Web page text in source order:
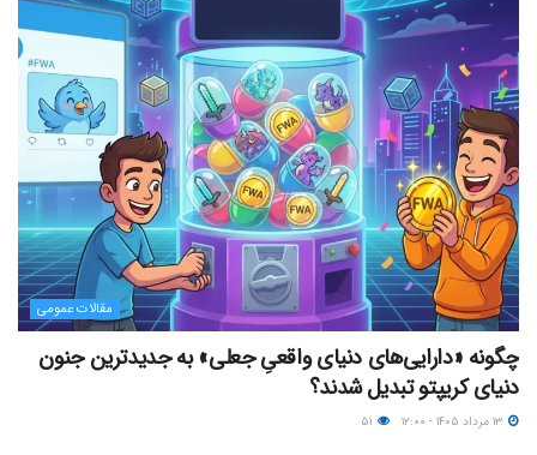
مقالات عمومی
چگونه «دارایی‌های دنیای واقعیِ جعلی» به جدیدترین جنون
دنیای کریپتو تبدیل شدند؟